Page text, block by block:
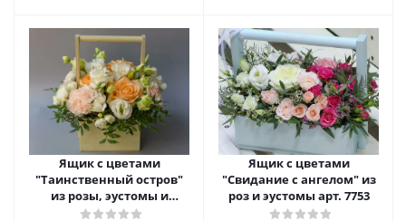
Ящик с цветами
"Таинственный остров"
из розы, эустомы и
диантуса арт. 7754
Ящик с цветами
"Свидание с ангелом" из
роз и эустомы арт. 7753